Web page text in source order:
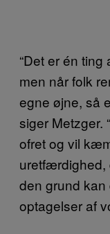
“Det er én
men når folk
egne øjne, så
siger Metzger.
ofret og vil
uretfærdighed,
den grund
optagelser af